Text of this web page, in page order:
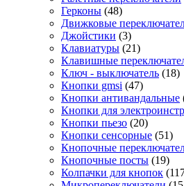
Герконы (48)
Движковые
Джойстики (3)
Клавиатуры (21)
Клавишные
Ключ - выключатель (18)
Кнопки gmsi (47)
Кнопки антивандальные
Кнопки для
Кнопки пьезо (20)
Кнопки сенсорные (51)
Кнопочные
Кнопочные посты (19)
Колпачки для кнопок